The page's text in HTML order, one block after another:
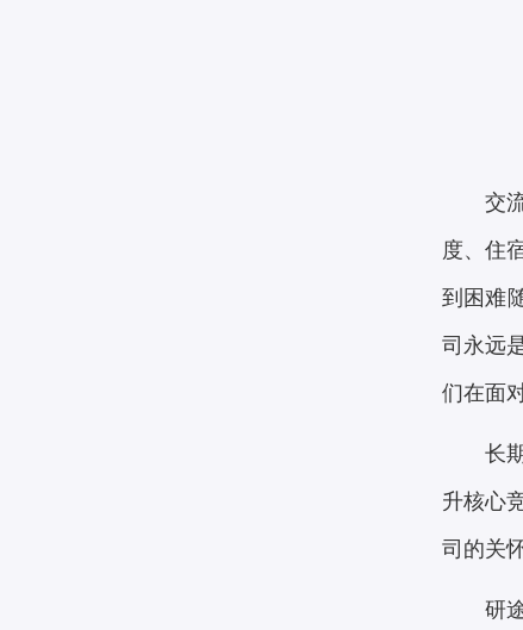
交
度、住
到困难
司永远
们在面
长
升核心
司的关
研